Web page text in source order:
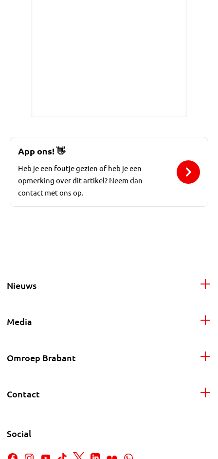
App ons!👋
Heb je een foutje gezien of heb je een
opmerking over dit artikel? Neem dan
contact met ons op.
Nieuws
Media
Omroep Brabant
Contact
Social